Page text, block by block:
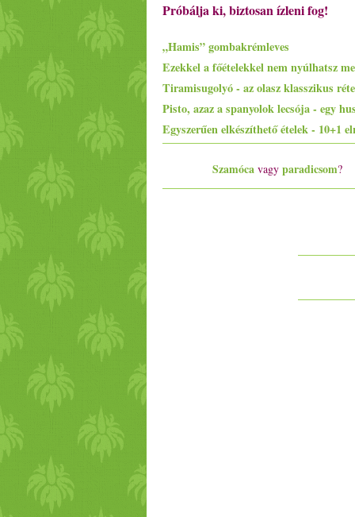
Próbálja ki, biztosan ízleni fog!
„Hamis” gombakrémleves
Szamóca vagy paradicsom?